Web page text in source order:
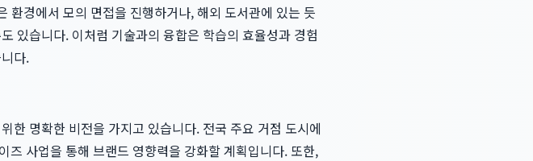
환경에서 모의 면접을 진행하거나, 해외 도서관에 있는 듯
있습니다. 이처럼 기술과의 융합은 학습의 효율성과 경험
다.
한 명확한 비전을 가지고 있습니다. 전국 주요 거점 도시에
즈 사업을 통해 브랜드 영향력을 강화할 계획입니다. 또한,